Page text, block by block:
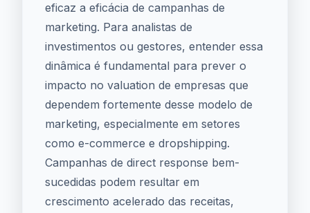
eficaz a eficácia de campanhas de
marketing. Para analistas de
investimentos ou gestores, entender essa
dinâmica é fundamental para prever o
impacto no valuation de empresas que
dependem fortemente desse modelo de
marketing, especialmente em setores
como e-commerce e dropshipping.
Campanhas de direct response bem-
sucedidas podem resultar em
crescimento acelerado das receitas,